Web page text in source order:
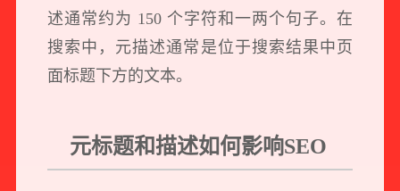
述通常约为 150 个字符和一两个句子。在
搜索中，元描述通常是位于搜索结果中页
面标题下方的文本。
元标题和描述如何影响SEO